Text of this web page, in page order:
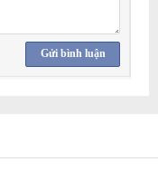
Gửi bình luận